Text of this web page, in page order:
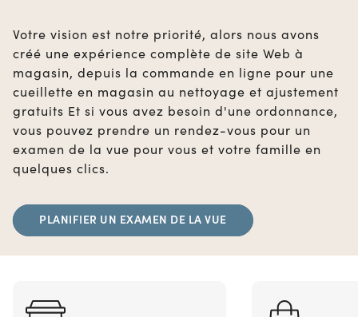
Votre vision est notre priorité, alors nous avons
créé une expérience complète de site Web à
magasin, depuis la commande en ligne pour une
cueillette en magasin au nettoyage et ajustement
gratuits Et si vous avez besoin d'une ordonnance,
vous pouvez prendre un rendez-vous pour un
examen de la vue pour vous et votre famille en
quelques clics.
PLANIFIER UN EXAMEN DE LA VUE